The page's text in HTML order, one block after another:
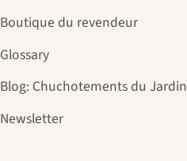
Boutique du revendeur
Glossary
Blog: Chuchotements du Jardin
Newsletter